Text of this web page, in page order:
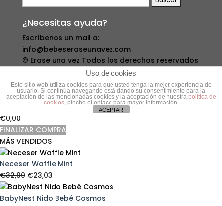
¿Necesitas ayuda?
Escríbenos un mail a:
info@bebeseraseunavez.com
© Erase una vez Todos los derechos reservados
Uso de cookies
Este sitio web utiliza cookies para que usted tenga la mejor experiencia de
usuario. Si continúa navegando está dando su consentimiento para la
aceptación de las mencionadas cookies y la aceptación de nuestra política de
cookies, pinche el enlace para mayor información.
ACEPTAR
No products in the cart.
€0,00
FINALIZAR COMPRA
MÁS VENDIDOS
Neceser Waffle Mint
€32,90 El
precio
original
€23,03
precio
actual
BabyNest Nido Bebé Cosmos